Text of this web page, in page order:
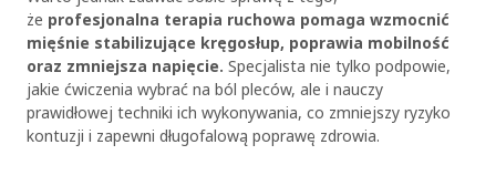
że profesjonalna terapia ruchowa pomaga wzmocnić
mięśnie stabilizujące kręgosłup, poprawia mobilność
oraz zmniejsza napięcie. Specjalista nie tylko podpowie,
jakie ćwiczenia wybrać na ból pleców, ale i nauczy
prawidłowej techniki ich wykonywania, co zmniejszy ryzyko
kontuzji i zapewni długofalową poprawę zdrowia.